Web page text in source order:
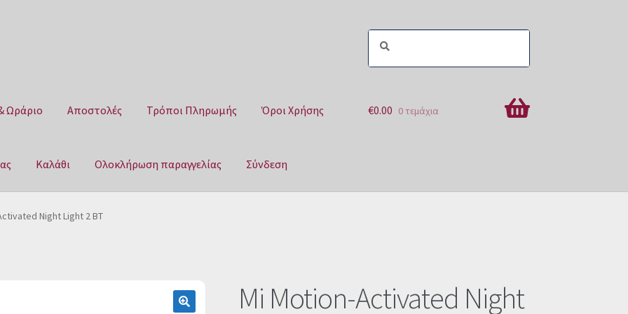
Ωράριο Αποστολές Τρόποι Πληρωμής Όροι Χρήσης
Καλάθι Ολοκλήρωση παραγγελίας Σύνδεση
Αποστολές Τρόποι Πληρωμής
€0.00 0 τεμάχια
Night Light 2 BT
Mi Motion-Activated Night